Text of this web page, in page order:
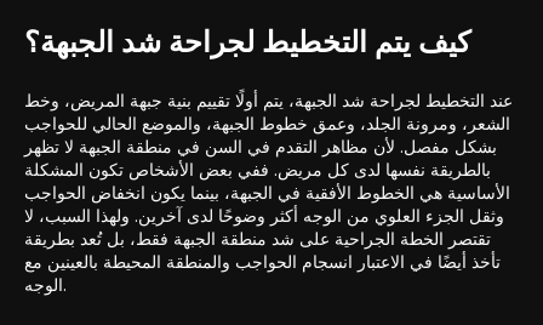
كيف يتم التخطيط لجراحة شد الجبهة؟
عند التخطيط لجراحة شد الجبهة، يتم أولًا تقييم بنية جبهة المريض، وخط
الشعر، ومرونة الجلد، وعمق خطوط الجبهة، والموضع الحالي للحواجب
بشكل مفصل. لأن مظاهر التقدم في السن في منطقة الجبهة لا تظهر
بالطريقة نفسها لدى كل مريض. ففي بعض الأشخاص تكون المشكلة
الأساسية هي الخطوط الأفقية في الجبهة، بينما يكون انخفاض الحواجب
وثقل الجزء العلوي من الوجه أكثر وضوحًا لدى آخرين. ولهذا السبب، لا
تقتصر الخطة الجراحية على شد منطقة الجبهة فقط، بل تُعد بطريقة
تأخذ أيضًا في الاعتبار انسجام الحواجب والمنطقة المحيطة بالعينين مع
الوجه.